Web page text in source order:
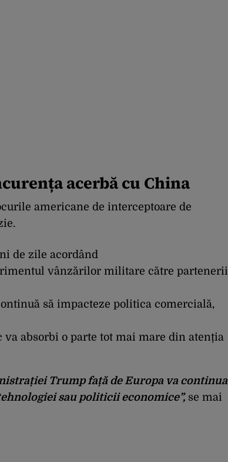
acerbă cu China
americane de interceptoare de
de zile acordând
vânzărilor militare către partenerii
să impacteze politica comercială,
absorbi o parte tot mai mare din atenția
Trump față de Europa va continua
sau politicii economice”, se mai